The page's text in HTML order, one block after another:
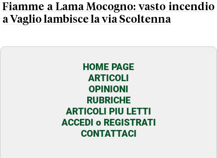
Fiamme a Lama Mocogno: vasto incendio
a Vaglio lambisce la via Scoltenna
HOME PAGE
ARTICOLI
OPINIONI
RUBRICHE
ARTICOLI PIU LETTI
ACCEDI o REGISTRATI
CONTATTACI